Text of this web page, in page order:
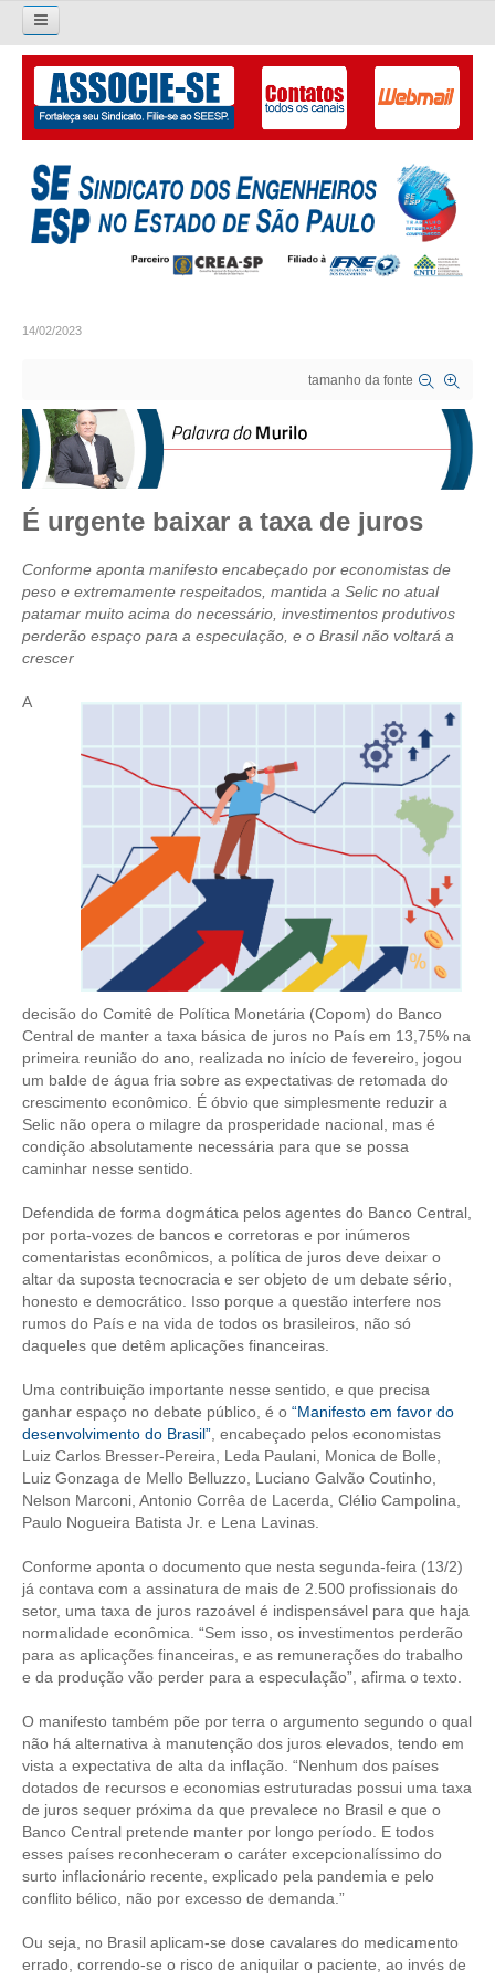
Pesquisar...
O SINDICATO
APRESENTAÇÃO
PALAVRA DO PRESIDENTE
GALERIA EX-PRESIDENTES
ORGANOGRAMA
CRESCE BRASIL
CONSELHO TECNOLÓGICO
HISTÓRICO E ATUAÇÃO
PERSONALIDADES DA TECNOLOGIA
NÚCLEO DA MULHER ENGENHEIRA
TRANSPARÊNCIA
JURÍDICO
CONSULTORIA
ACORDOS, CONVENÇÕES E DISSÍDIOS
CONTRIBUIÇÕES
CONTRIBUIÇÃO ASSISTENCIAL
CONTRIBUIÇÃO ASSOCIATIVA OU ANUIDADE DE SÓCIO
CONTRIBUIÇÃO SINDICAL URBANA
REVISÃO DE APOSENTADORIA
FGTS EXPURGOS
FGTS CORREÇÃO
LEGISLAÇÃO
LEI 4.950-A/1966 – PISO SALARIAL
LEI 5.194/1966 – REGULAMENTAÇÃO DA PROFISSÃO
LEI 6.496/1977 – ART
RES 1.002/2002 – CÓDIGO DE ÉTICA
HOMOLOGAÇÕES
PISO SALARIAL
FIQUE POR DENTRO
APRESENTAÇÃO
AUTÔNOMOS E SERVIÇOS
NEWSLETTER
14/02/2023
tamanho da fonte
É urgente baixar a taxa de juros
Conforme aponta manifesto encabeçado por economistas de
peso e extremamente respeitados, mantida a Selic no atual
patamar muito acima do necessário, investimentos produtivos
perderão espaço para a especulação, e o Brasil não voltará a
crescer
A
decisão do Comitê de Política Monetária (Copom) do Banco
Central de manter a taxa básica de juros no País em 13,75% na
primeira reunião do ano, realizada no início de fevereiro, jogou
um balde de água fria sobre as expectativas de retomada do
crescimento econômico. É óbvio que simplesmente reduzir a
Selic não opera o milagre da prosperidade nacional, mas é
condição absolutamente necessária para que se possa
caminhar nesse sentido.
Defendida de forma dogmática pelos agentes do Banco Central,
por porta-vozes de bancos e corretoras e por inúmeros
comentaristas econômicos, a política de juros deve deixar o
altar da suposta tecnocracia e ser objeto de um debate sério,
honesto e democrático. Isso porque a questão interfere nos
rumos do País e na vida de todos os brasileiros, não só
daqueles que detêm aplicações financeiras.
Uma contribuição importante nesse sentido, e que precisa
ganhar espaço no debate público, é o “Manifesto em favor do
desenvolvimento do Brasil” , encabeçado pelos economistas
Luiz Carlos Bresser-Pereira, Leda Paulani, Monica de Bolle,
Luiz Gonzaga de Mello Belluzzo, Luciano Galvão Coutinho,
Nelson Marconi, Antonio Corrêa de Lacerda, Clélio Campolina,
Paulo Nogueira Batista Jr. e Lena Lavinas.
Conforme aponta o documento que nesta segunda-feira (13/2)
já contava com a assinatura de mais de 2.500 profissionais do
setor, uma taxa de juros razoável é indispensável para que haja
normalidade econômica. “Sem isso, os investimentos perderão
para as aplicações financeiras, e as remunerações do trabalho
e da produção vão perder para a especulação”, afirma o texto.
O manifesto também põe por terra o argumento segundo o qual
não há alternativa à manutenção dos juros elevados, tendo em
vista a expectativa de alta da inflação. “Nenhum dos países
dotados de recursos e economias estruturadas possui uma taxa
de juros sequer próxima da que prevalece no Brasil e que o
Banco Central pretende manter por longo período. E todos
esses países reconheceram o caráter excepcionalíssimo do
surto inflacionário recente, explicado pela pandemia e pelo
conflito bélico, não por excesso de demanda.”
Ou seja, no Brasil aplicam-se dose cavalares do medicamento
errado, correndo-se o risco de aniquilar o paciente, ao invés de